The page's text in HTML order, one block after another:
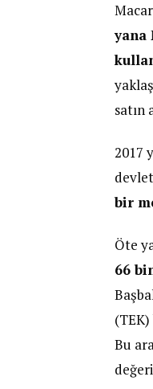
yana
satın
2017
bir
Öte
66
Bu